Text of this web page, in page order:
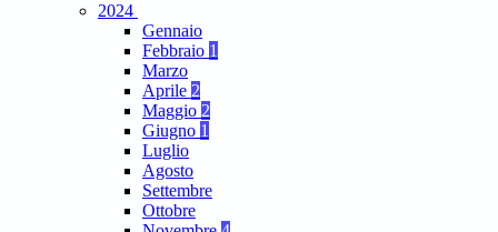
2024
Gennaio
Febbraio 1
Marzo
Aprile 2
Maggio 2
Giugno 1
Luglio
Agosto
Settembre
Ottobre